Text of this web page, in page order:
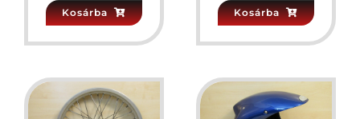
Kosárba Kosárba